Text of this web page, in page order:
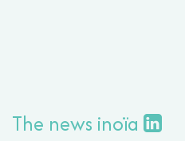
The news inoïa